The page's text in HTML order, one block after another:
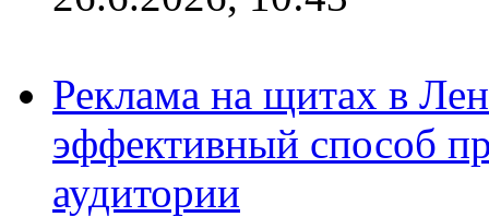
Реклама на щитах в
эффективный способ
аудитории